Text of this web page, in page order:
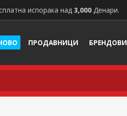
испорака над 3,000 Денари.
ПРОДАВНИЦИ БРЕНДОВИ